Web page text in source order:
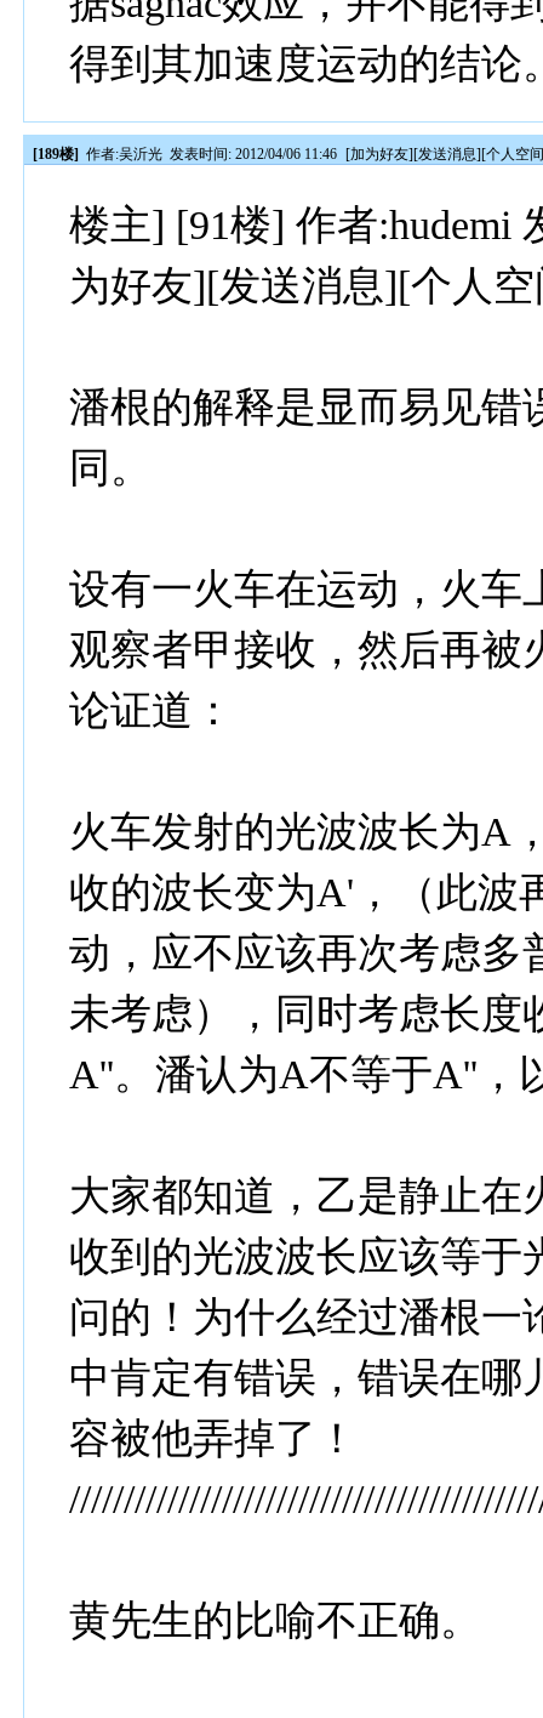
得到其加速度运动的结论
[189楼] 作者:吴沂光 发表时间: 2012/04/06 11:46 [加为好友][发送消息][个人空
楼主] [91楼] 作者:hudemi
为好友][发送消息][个人
潘根的解释是显而易见错
同。
设有一火车在运动，火车
观察者甲接收，然后再被
论证道：
火车发射的光波波长为A
收的波长变为A'，（此波
动，应不应该再次考虑多
未考虑），同时考虑长度
A''。潘认为A不等于A''，
大家都知道，乙是静止在
收到的光波波长应该等于
问的！为什么经过潘根
中肯定有错误，错误在哪
容被他弄掉了！
黄先生的比喻不正确。